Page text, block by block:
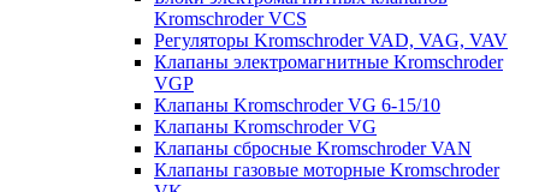
Kromschroder VCS
Регуляторы Kromschroder VAD, VAG, VAV
Клапаны электромагнитные Kromschroder
VGP
Клапаны Kromschroder VG 6-15/10
Клапаны Kromschroder VG
Клапаны сбросные Kromschroder VAN
Клапаны газовые моторные Kromschroder